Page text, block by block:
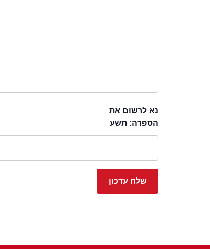
נא לרשום את
הספרה: תשע